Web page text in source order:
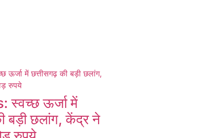
स्वच्छ ऊर्जा में
बड़ी छलांग, केंद्र ने